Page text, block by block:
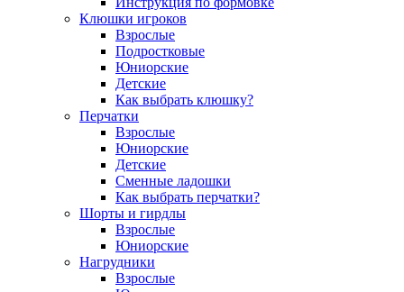
Клюшки игроков
Взрослые
Подростковые
Юниорские
Детские
Как выбрать клюшку?
Перчатки
Взрослые
Юниорские
Детские
Сменные ладошки
Как выбрать перчатки?
Шорты и гирдлы
Взрослые
Юниорские
Нагрудники
Взрослые